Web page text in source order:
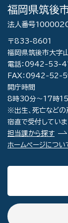
福岡県筑後
法人番号
〒833-8601
福岡県筑後市大
電話：0942-53-
FAX：0942-52-
開庁時間
8時30分～17時15
※出生、死亡などの
宿直で受付していま
担当課から探す
ホームページについ